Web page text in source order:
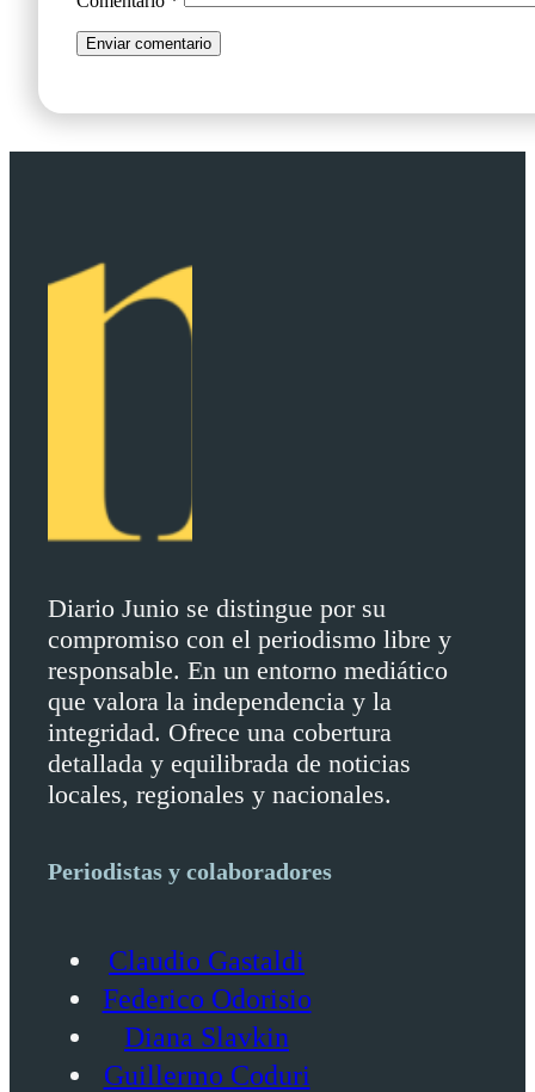
Diario Junio se distingue por su
compromiso con el periodismo libre y
responsable. En un entorno mediático
que valora la independencia y la
integridad. Ofrece una cobertura
detallada y equilibrada de noticias
locales, regionales y nacionales.
Periodistas y colaboradores
Claudio Gastaldi
Federico Odorisio
Diana Slavkin
Guillermo Coduri